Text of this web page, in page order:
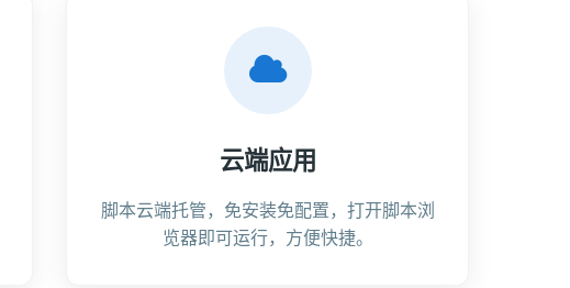
云端应用
脚本云端托管，免安装免配置，打开脚本浏
览器即可运行，方便快捷。